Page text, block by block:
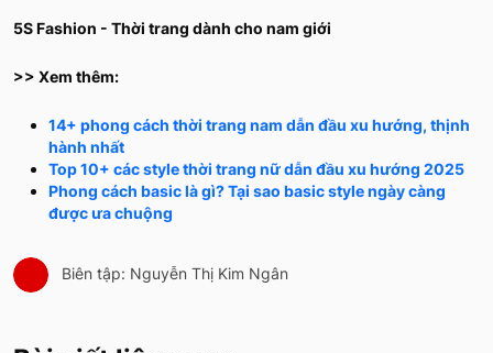
5S Fashion - Thời trang dành cho nam giới
>> Xem thêm:
14+ phong cách thời trang nam dẫn đầu xu hướng, thịnh
hành nhất
Top 10+ các style thời trang nữ dẫn đầu xu hướng 2025
Phong cách basic là gì? Tại sao basic style ngày càng
được ưa chuộng
Biên tập: Nguyễn Thị Kim Ngân